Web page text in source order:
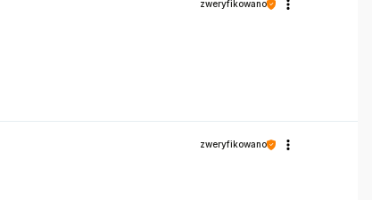
zweryfikowano
zweryfikowano